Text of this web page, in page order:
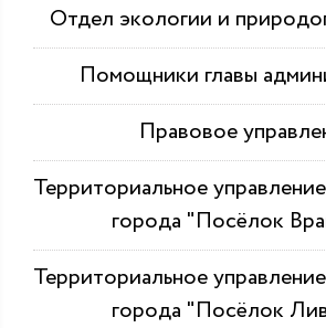
Отдел экологии и
Помощники главы
Правовое
Территориальное
города "Посёлок
Территориальное
города "Посёлок